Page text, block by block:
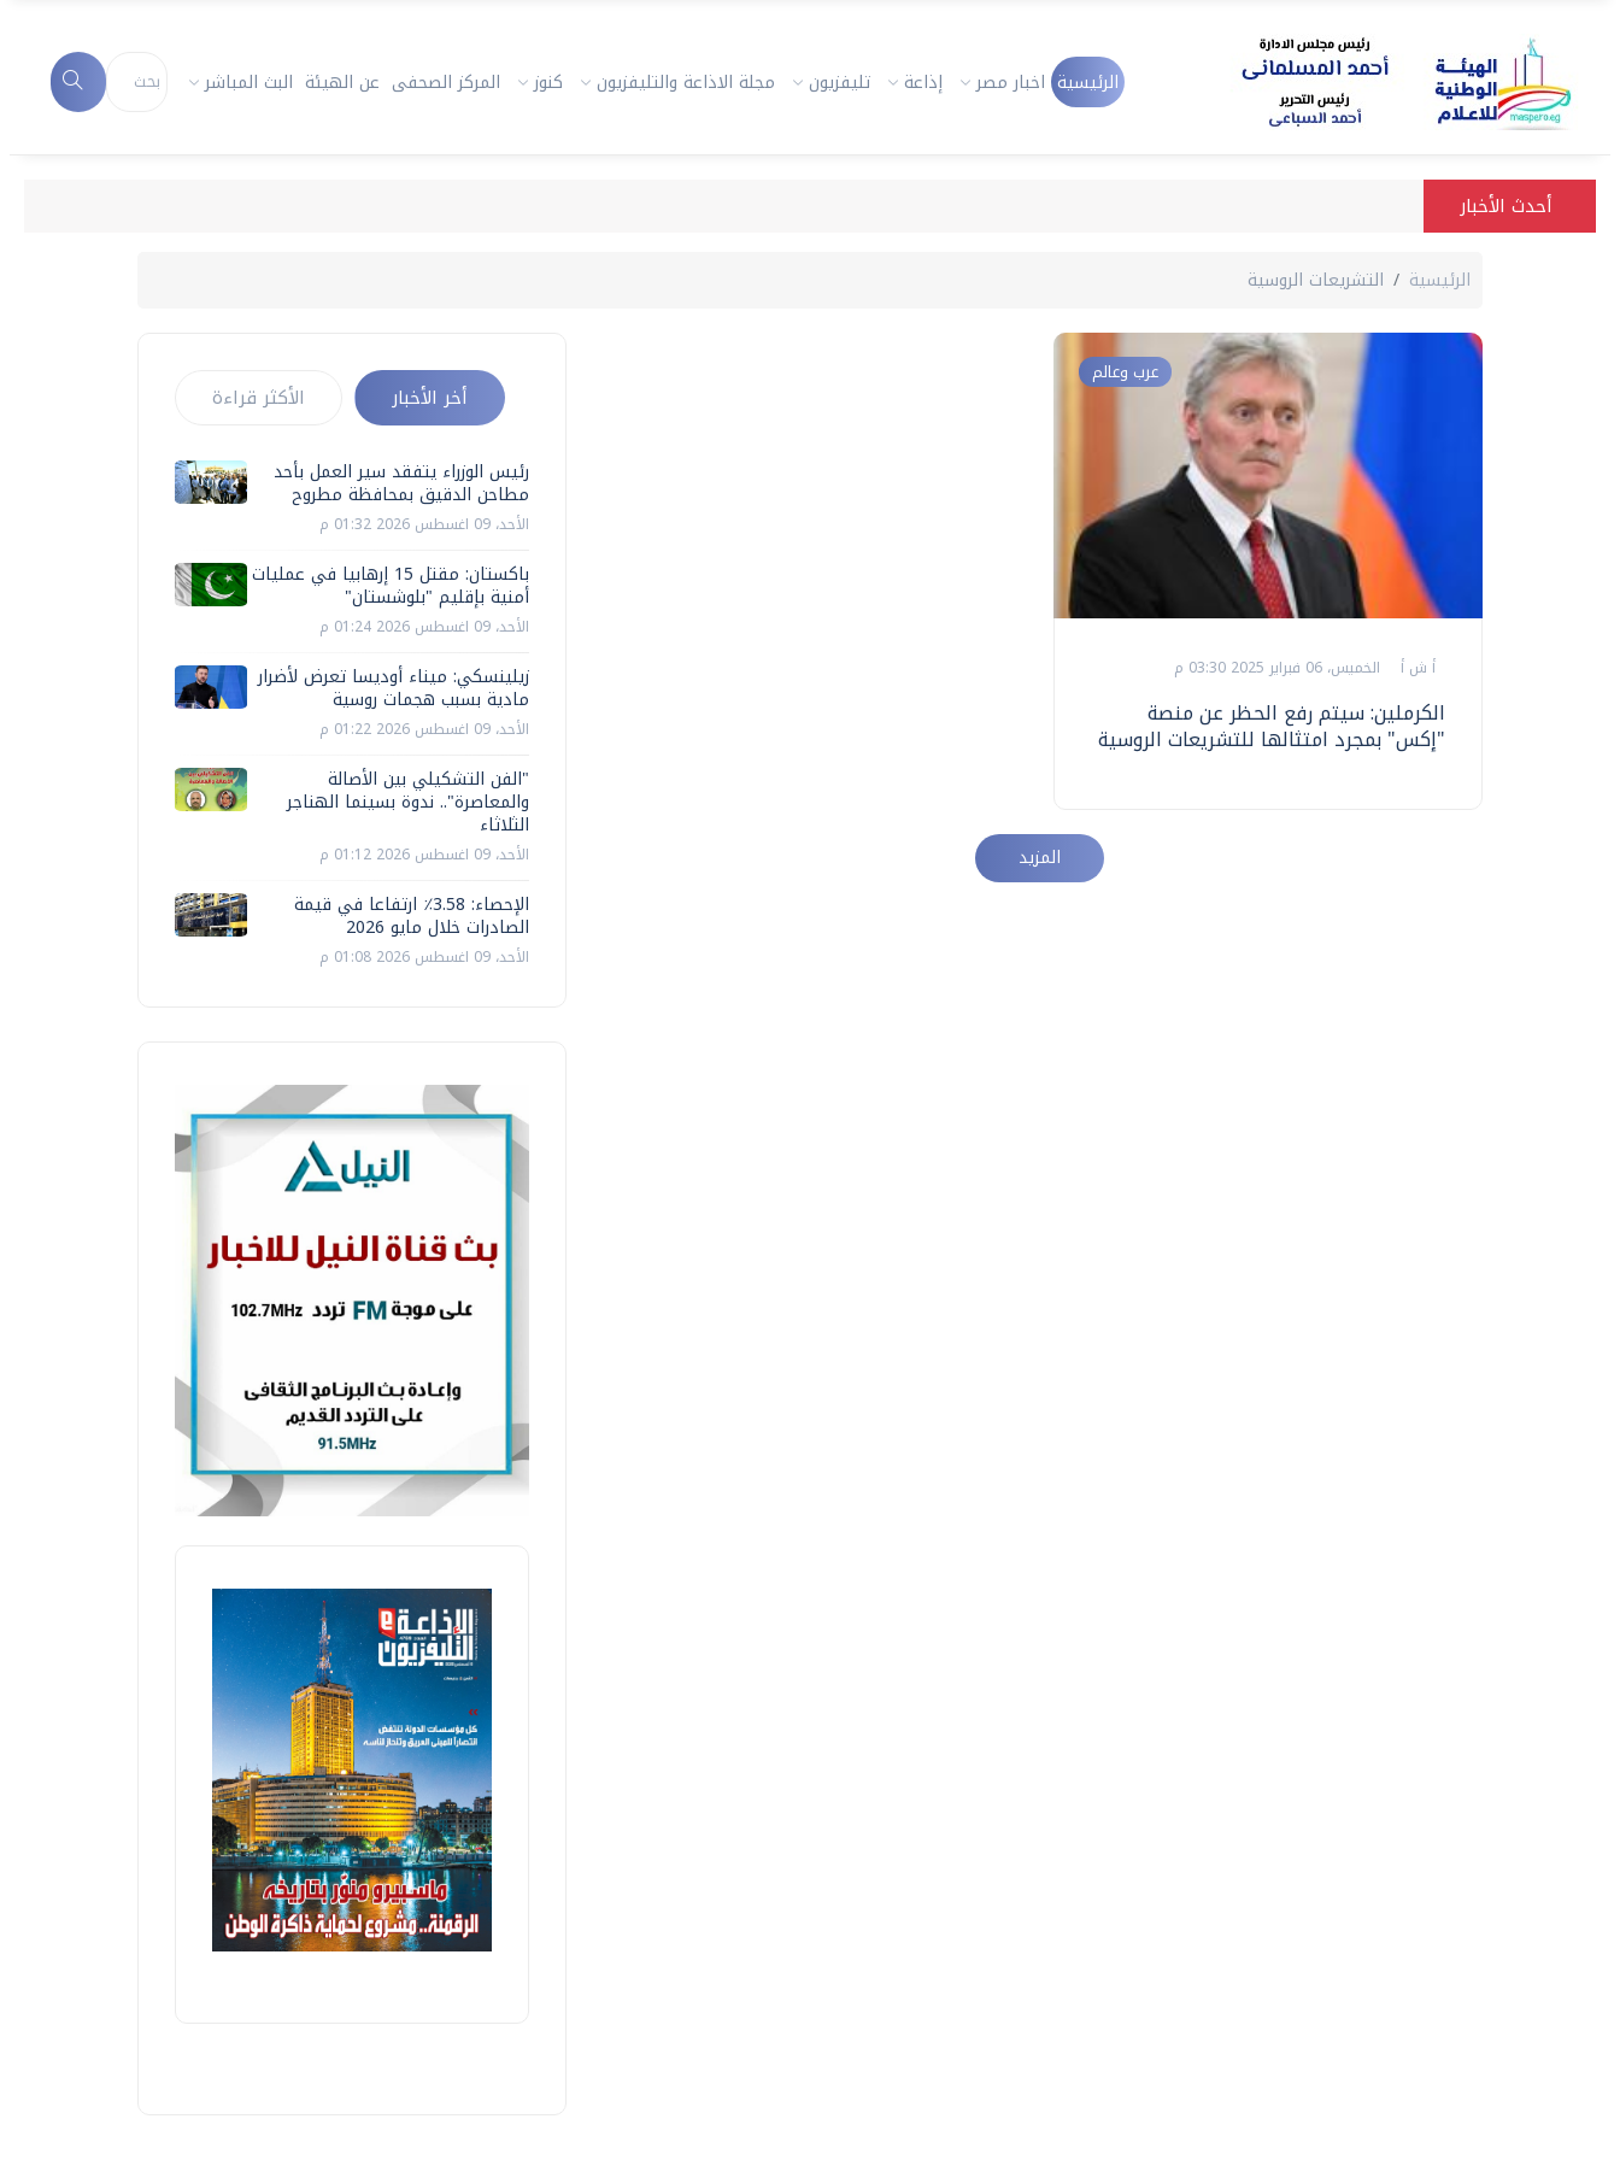
الرئيسية اخبار مصر إذاعة تليفزيون مجلة الاذاعة والتليفزيون كنوز المركز الصحفى عن الهيئة البث المباشر
أحدث الأخبار
الرئيسية التشريعات الروسية
عرب وعالم
أ ش أ الخميس، 06 فبراير 2025 03:30 م
الكرملين: سيتم رفع الحظر عن منصة
"إكس" بمجرد امتثالها للتشريعات الروسية
المزيد
أخر الأخبار الأكثر قراءة
رئيس الوزراء يتفقد سير العمل بأحد
مطاحن الدقيق بمحافظة مطروح
الأحد، 09 اغسطس 2026 01:32 م
باكستان: مقتل 15 إرهابيا في عمليات
أمنية بإقليم "بلوشستان"
الأحد، 09 اغسطس 2026 01:24 م
زيلينسكي: ميناء أوديسا تعرض لأضرار
مادية بسبب هجمات روسية
الأحد، 09 اغسطس 2026 01:22 م
"الفن التشكيلي بين الأصالة
والمعاصرة".. ندوة بسينما الهناجر
الثلاثاء
الأحد، 09 اغسطس 2026 01:12 م
الإحصاء: 3.58٪ ارتفاعا في قيمة
الصادرات خلال مايو 2026
الأحد، 09 اغسطس 2026 01:08 م